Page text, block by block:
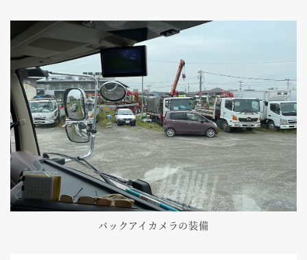
バックアイカメラの装備